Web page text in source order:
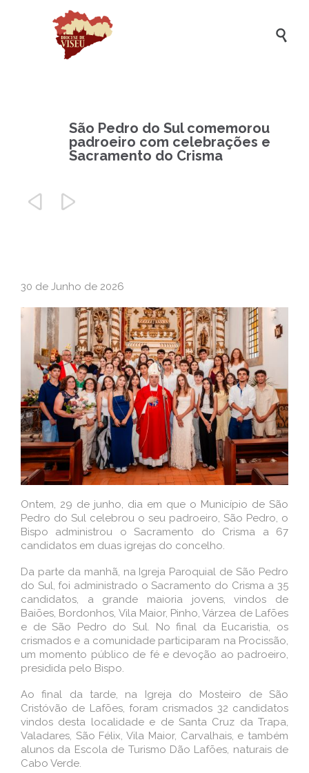

São Pedro do Sul comemorou
padroeiro com celebrações e
Sacramento do Crisma
 
30 de Junho de 2026
Ontem, 29 de junho, dia em que o Município de São
Pedro do Sul celebrou o seu padroeiro, São Pedro, o
Bispo administrou o Sacramento do Crisma a 67
candidatos em duas igrejas do concelho.
Da parte da manhã, na Igreja Paroquial de São Pedro
do Sul, foi administrado o Sacramento do Crisma a 35
candidatos, a grande maioria jovens, vindos de
Baiões, Bordonhos, Vila Maior, Pinho, Várzea de Lafões
e de São Pedro do Sul. No final da Eucaristia, os
crismados e a comunidade participaram na Procissão,
um momento público de fé e devoção ao padroeiro,
presidida pelo Bispo.
Ao final da tarde, na Igreja do Mosteiro de São
Cristóvão de Lafões, foram crismados 32 candidatos
vindos desta localidade e de Santa Cruz da Trapa,
Valadares, São Félix, Vila Maior, Carvalhais, e também
alunos da Escola de Turismo Dão Lafões, naturais de
Cabo Verde.